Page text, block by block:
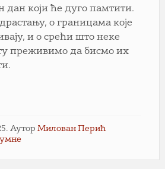
дан који ће дуго памтити.
о границама које
и о срећи што неке
преживимо да бисмо их
Аутор Милован Перић